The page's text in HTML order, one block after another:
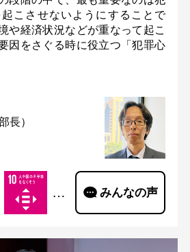
こさせないようにすることで
や経済状況などが重なって起こ
因をさぐる時に役立つ「犯罪心
長）
… みんなの声